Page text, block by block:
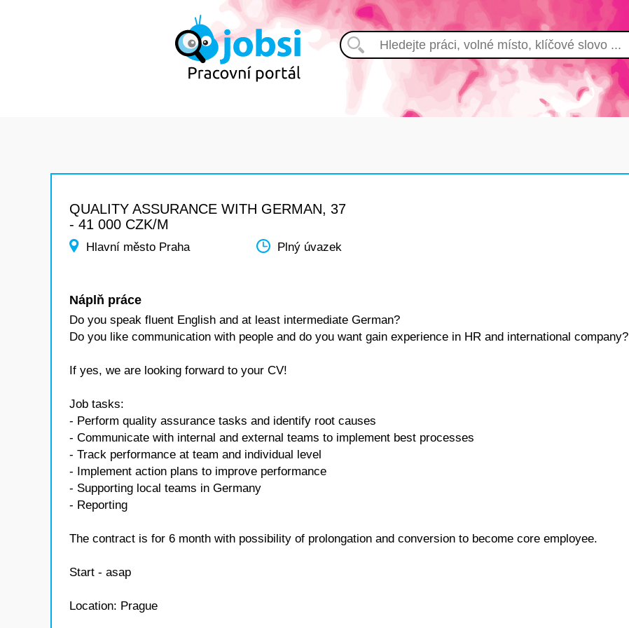
QUALITY ASSURANCE WITH GERMAN, 37
- 41 000 CZK/M
Hlavní město Praha Plný úvazek
Náplň práce
Do you speak fluent English and at least intermediate German?
Do you like communication with people and do you want gain experience in HR and international company?
If yes, we are looking forward to your CV!
Job tasks:
- Perform quality assurance tasks and identify root causes
- Communicate with internal and external teams to implement best processes
- Track performance at team and individual level
- Implement action plans to improve performance
- Supporting local teams in Germany
- Reporting
The contract is for 6 month with possibility of prolongation and conversion to become core employee.
Start - asap
Location: Prague